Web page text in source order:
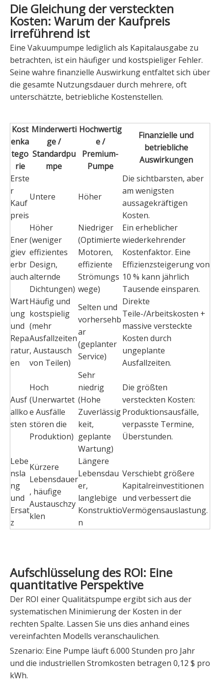
Die Gleichung der versteckten
Kosten: Warum der Kaufpreis
irreführend ist
Eine Vakuumpumpe lediglich als Kapitalausgabe zu
betrachten, ist ein häufiger und kostspieliger Fehler.
Seine wahre finanzielle Auswirkung entfaltet sich über
die gesamte Nutzungsdauer durch mehrere, oft
unterschätzte, betriebliche Kostenstellen.
Kost
enka
tego
rie
Minderwerti
ge /
Standardpu
mpe
Hochwertig
e /
Premium-
Pumpe
Finanzielle und
betriebliche
Auswirkungen
Erste
r
Kauf
preis
Untere Höher
Die sichtbarsten, aber
am wenigsten
aussagekräftigen
Kosten.
Ener
giev
erbr
auch
Höher
(weniger
effizientes
Design,
alternde
Dichtungen)
Niedriger
(Optimierte
Motoren,
effiziente
Strömungs
wege)
Ein erheblicher
wiederkehrender
Kostenfaktor. Eine
Effizienzsteigerung von
10 % kann jährlich
Tausende einsparen.
Wart
ung
und
Repa
ratur
en
Häufig und
kostspielig
(mehr
Ausfallzeiten
, Austausch
von Teilen)
Selten und
vorhersehb
ar
(geplanter
Service)
Direkte
Teile-/Arbeitskosten +
massive versteckte
Kosten durch
ungeplante
Ausfallzeiten.
Ausf
allko
sten
Hoch
(Unerwartet
e Ausfälle
stören die
Produktion)
Sehr
niedrig
(Hohe
Zuverlässig
keit,
geplante
Wartung)
Die größten
versteckten Kosten:
Produktionsausfälle,
verpasste Termine,
Überstunden.
Lebe
nsla
ng
und
Ersat
z
Kürzere
Lebensdauer
, häufige
Austauschzy
klen
Längere
Lebensdau
er,
langlebige
Konstruktio
n
Verschiebt größere
Kapitalreinvestitionen
und verbessert die
Vermögensauslastung.
Aufschlüsselung des ROI: Eine
quantitative Perspektive
Der ROI einer Qualitätspumpe ergibt sich aus der
systematischen Minimierung der Kosten in der
rechten Spalte. Lassen Sie uns dies anhand eines
vereinfachten Modells veranschaulichen.
Szenario: Eine Pumpe läuft 6.000 Stunden pro Jahr
und die industriellen Stromkosten betragen 0,12 $ pro
kWh.